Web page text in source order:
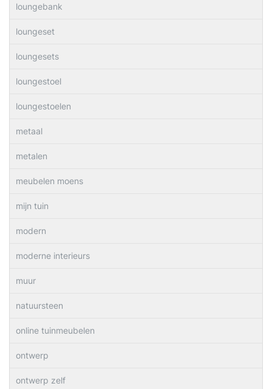
loungebank
loungeset
loungesets
loungestoel
loungestoelen
metaal
metalen
meubelen moens
mijn tuin
modern
moderne interieurs
muur
natuursteen
online tuinmeubelen
ontwerp
ontwerp zelf